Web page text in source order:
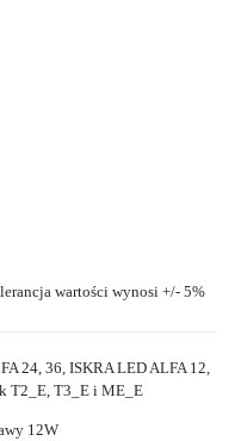
wartości wynosi +/- 5%
24, 36, ISKRA LED ALFA 12,
T2_E, T3_E i ME_E
12W